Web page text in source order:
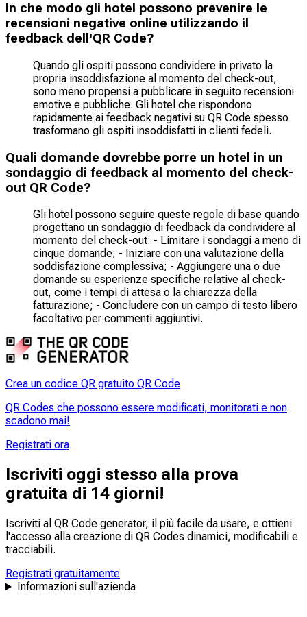
In che modo gli hotel possono prevenire le
recensioni negative online utilizzando il
feedback dell'QR Code?
Quando gli ospiti possono condividere in privato la
propria insoddisfazione al momento del check-out,
sono meno propensi a pubblicare in seguito recensioni
emotive e pubbliche. Gli hotel che rispondono
rapidamente ai feedback negativi su QR Code spesso
trasformano gli ospiti insoddisfatti in clienti fedeli.
Quali domande dovrebbe porre un hotel in un
sondaggio di feedback al momento del check-
out QR Code?
Gli hotel possono seguire queste regole di base quando
progettano un sondaggio di feedback da condividere al
momento del check-out: - Limitare i sondaggi a meno di
cinque domande; - Iniziare con una valutazione della
soddisfazione complessiva; - Aggiungere una o due
domande su esperienze specifiche relative al check-
out, come i tempi di attesa o la chiarezza della
fatturazione; - Concludere con un campo di testo libero
facoltativo per commenti aggiuntivi.
Crea un codice QR gratuito QR Code
QR Codes che possono essere modificati, monitorati e non
scadono mai!
Registrati ora
Iscriviti oggi stesso alla prova
gratuita di 14 giorni!
Iscriviti al QR Code generator, il più facile da usare, e ottieni
l'accesso alla creazione di QR Codes dinamici, modificabili e
tracciabili.
Registrati gratuitamente
Informazioni sull'azienda